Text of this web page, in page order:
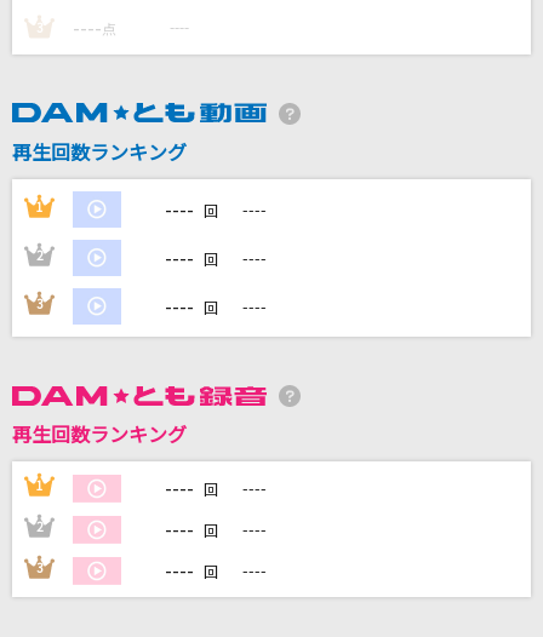
天国
GReeeeN
カラオケ最新情報をチェック！
3 ---- 点 ----
再生回数ランキング
1 ---- 回 ----
2 ---- 回 ----
3 ---- 回 ----
再生回数ランキング
1 ---- 回 ----
2 ---- 回 ----
3 ---- 回 ----